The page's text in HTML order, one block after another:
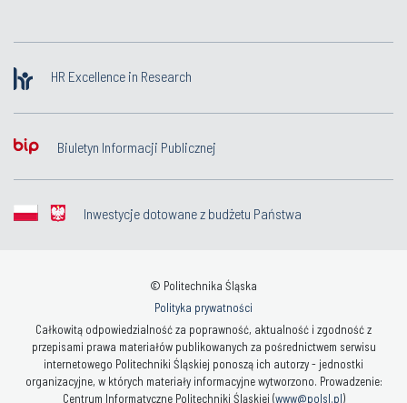
HR Excellence in Research
Biuletyn Informacji Publicznej
Inwestycje dotowane z budżetu Państwa
© Politechnika Śląska
Polityka prywatności
Całkowitą odpowiedzialność za poprawność, aktualność i zgodność z
przepisami prawa materiałów publikowanych za pośrednictwem serwisu
internetowego Politechniki Śląskiej ponoszą ich autorzy - jednostki
organizacyjne, w których materiały informacyjne wytworzono. Prowadzenie:
Centrum Informatyczne Politechniki Śląskiej (www@polsl.pl)